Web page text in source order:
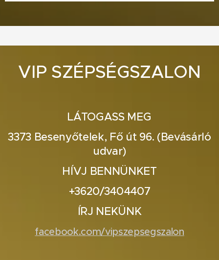
VIP SZÉPSÉGSZALON
LÁTOGASS MEG
3373 Besenyőtelek, Fő út 96. (Bevásárló
udvar)
HÍVJ BENNÜNKET
+3620/3404407
ÍRJ NEKÜNK
facebook.com/vipszepsegszalon